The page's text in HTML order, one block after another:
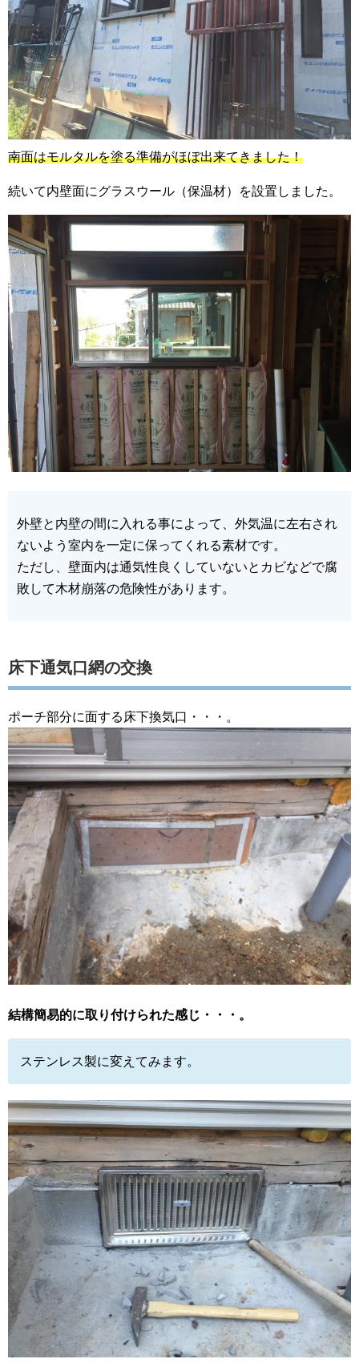
南面はモルタルを塗る準備がほぼ出来てきました！
続いて内壁面にグラスウール（保温材）を設置しました。
外壁と内壁の間に入れる事によって、外気温に左右され
ないよう室内を一定に保ってくれる素材です。
ただし、壁面内は通気性良くしていないとカビなどで腐
敗して木材崩落の危険性があります。
床下通気口網の交換
ポーチ部分に面する床下換気口・・・。
結構簡易的に取り付けられた感じ・・・。
ステンレス製に変えてみます。